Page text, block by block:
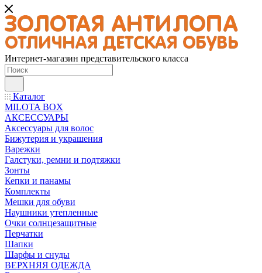
Интернет-магазин представительского класса
Каталог
MILOTA BOX
АКСЕССУАРЫ
Аксессуары для волос
Бижутерия и украшения
Варежки
Галстуки, ремни и подтяжки
Зонты
Кепки и панамы
Комплекты
Мешки для обуви
Наушники утепленные
Очки солнцезащитные
Перчатки
Шапки
Шарфы и снуды
ВЕРХНЯЯ ОДЕЖДА